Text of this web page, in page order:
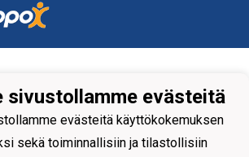
sivustollamme evästeitä
evästeitä käyttökokemuksen
sekä toiminnallisiin ja tilastollisiin